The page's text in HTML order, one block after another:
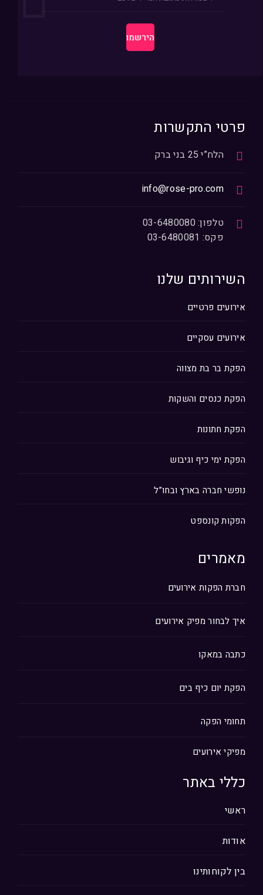
פרטי התקשרות
הלח”י 25 בני ברק
info@rose-pro.com
טלפון: 03-6480080
פקס: 03-6480081
השירותים שלנו
אירועים פרטיים
אירועים עסקיים
הפקת בר בת מצווה
הפקת כנסים והשקות
הפקת חתונות
הפקת ימי כיף וגיבוש
נופשי חברה בארץ ובחו”ל
הפקות קונספט
מאמרים
חברת הפקות אירועים
איך לבחור מפיק אירועים
כתבה במאקו
הפקת יום כיף בים
תחומי הפקה
מפיקי אירועים
כללי באתר
ראשי
אודות
בין לקוחותינו